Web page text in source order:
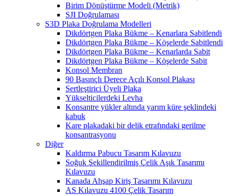
Birim Dönüştürme Modeli (Metrik)
SJI Doğrulaması
S3D Plaka Doğrulama Modelleri
Dikdörtgen Plaka Bükme – Kenarlara Sabitlendi
Dikdörtgen Plaka Bükme – Köşelerde Sabitlendi
Dikdörtgen Plaka Bükme – Kenarlarda Sabit
Dikdörtgen Plaka Bükme – Köşelerde Sabit
Konsol Membran
90 Basınçlı Derece Açılı Konsol Plakası
Sertleştirici Üyeli Plaka
Yükselticilerdeki Levha
Konsantre yükler altında yarım küre şeklindeki
kabuk
Kare plakadaki bir delik etrafındaki gerilme
konsantrasyonu
Diğer
Kaldırma Pabucu Tasarım Kılavuzu
Soğuk Şekillendirilmiş Çelik Aşık Tasarımı
Kılavuzu
Kanada Ahşap Kiriş Tasarımı Kılavuzu
AS Kılavuzu 4100 Çelik Tasarım